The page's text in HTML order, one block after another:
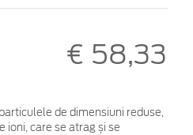
€ 58,33
de dimensiuni reduse,
ioni, care se atrag și se